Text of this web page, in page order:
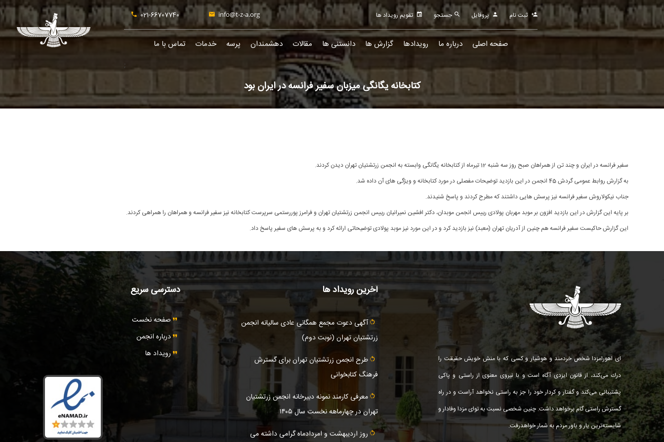
021-66707740 info@t-z-a.org تقویم رویداد ها جستجو پروفایل ثبت نام
صفحه اصلی درباره ما رویدادها گزارش ها دانستنی ها مقالات دهشمندان پرسه خدمات تماس با ما
;
کتابخانه یگانگی میزبان سفیر فرانسه در ایران بود
سفیر فرانسه در ایران و چند تن از همراهان صبح روز سه شنبه 12 تیرماه از کتابخانه یگانگی وابسته به انجمن زرتشتیان تهران دیدن کردند.
به گزارش روابط عمومی گردش 45 انجمن در این بازدید توضیحات مفصلی در مورد کتابخانه و ویژگی های آن داده شد.
جناب نیکولاروش سفیر فرانسه نیز پرسش هایی داشتند که مطرح کردند و پاسخ شنیدند.
بر پایه این گزارش در این بازدید افزون بر موبد مهربان پولادی رییس انجمن موبدان، دکتر افشین نمیرانیان رییس انجمن زرتشتیان تهران و فرامرز پوررستمی سرپرست کتابخانه نیز سفیر فرانسه و همراهان را همراهی کردند.
این گزارش حاکیست سفیر فرانسه هم چنین از آدریان تهران (معبد) نیز بازدید کرد و در این مورد نیز موبد پولادی توضیحاتی ارائه کرد و به پرسش های سفیر پاسخ داد.
ای اهورامزدا شخص خردمند و هوشیار و كسی كه با منش خویش حقیقت را
درك می‌كند، از قانون ایزدی آگاه است و با نیروی معنوی از راستی و پاكی
پشتیبانی می‌كند و گفتار و كردار خود را جز به راستی نخواهد آراست و در راه
گسترش راستی گام برخواهد داشت. چنین شخصی نسبت به توای مزدا وفادار و
شایسته‌ترین یار و یاور مردم به شمار خواهد‌رفت.
دسترسی سریع
صفحه نخست
درباره انجمن
رویداد ها
آخرین رویداد ها
آگهى دعوت مجمع همگانی عادى ساليانه انجمن
زرتشتيان تهران (نوبت دوم)
طرح انجمن زرتشتیان تهران برای گسترش
فرهنگ کتابخوانی
معرفی کارمند نمونه دبیرخانه انجمن زرتشتیان
تهران در چهارماهه نخست سال ۱۴۰۵
روز اردیبهشت و امردادماه گرامی داشته می